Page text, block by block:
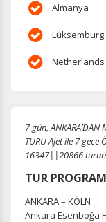
Almanya
Lüksemburg
Netherlands
7 gün, ANKARA’DAN
TURU Ajet ile 7
16347||20866
TUR
ANKARA – KÖLN
Ankara Esenboğa